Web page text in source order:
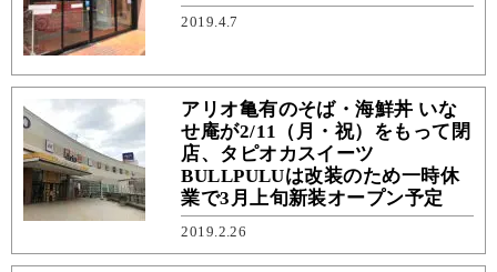
2019.4.7
アリオ亀有のそば・海鮮丼 いな
せ庵が2/11（月・祝）をもって閉
店、タピオカスイーツ
BULLPULUは改装のため一時休
業で3月上旬新装オープン予定
2019.2.26